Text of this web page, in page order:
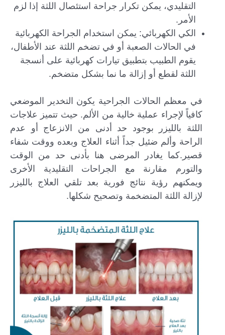
التقليدي، يمكن تكرار جراحة استئصال اللثة إذا لزم
الأمر.
الكي الكهربائي: يمكن استخدام الجراحة الكهربائية
في الحالات الصعبة أو في تضخم اللثة عند الأطفال،
يقوم الطبيب بتطبيق تيارات كهربائية على أنسجة
اللثة لقطع أو إزالة ما نما بشكل متضخم.
في معظم الحالات الجراحية يكون التخدير الموضعي
كافياً لإجراء عملية خالية من الألم. حيث تتميز علاجات
اللثة بالليزر بوجود حد أدنى من الانزعاج أو عدم
الراحة وألم ضئيل جداً أثناء العلاج وبعده ووقت شفاء
قصير.كما يغادر المرضى هنا بأدنى حد من الوقت
والتورم مقارنة مع الجراحات التقليدية الأخرى
ويمكنهم رؤية نتائج فورية بعد تلقي العلاج بالليزر
لإزالة اللثة المتضخمة وتصحيح شكلها.